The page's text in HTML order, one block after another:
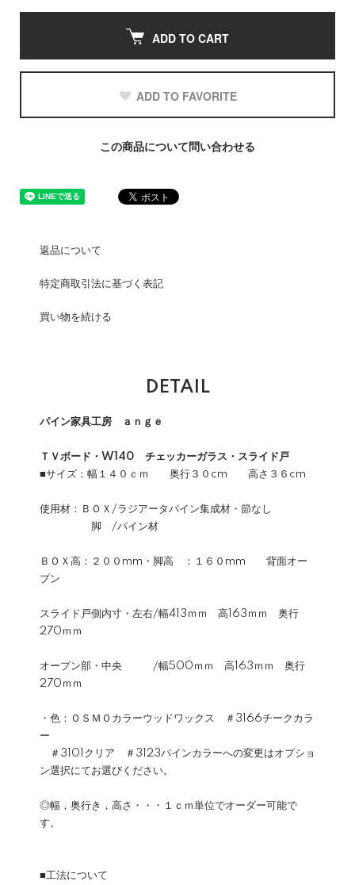
ADD TO CART
ADD TO FAVORITE
この商品について問い合わせる
返品について
特定商取引法に基づく表記
買い物を続ける
DETAIL
パイン家具工房 ａｎｇｅ
ＴＶボード・W140 チェッカーガラス・スライド戸
■サイズ：幅１４０ｃｍ 奥行３０cm 高さ３６cm
使用材：ＢＯＸ/ラジアータパイン集成材・節なし
脚 /パイン材
ＢＯＸ高：２００mm・脚高 ：１６０mm 背面オー
プン
スライド戸側内寸・左右/幅413ｍｍ 高163ｍｍ 奥行
270ｍｍ
オープン部・中央 /幅500ｍｍ 高163ｍｍ 奥行
270ｍｍ
・色：ＯＳＭＯカラーウッドワックス ＃3166チークカラ
ー
＃3101クリア ＃3123パインカラーへの変更はオプショ
ン選択にてお選びください。
◎幅，奥行き，高さ・・・１ｃｍ単位でオーダー可能で
す。
■工法について